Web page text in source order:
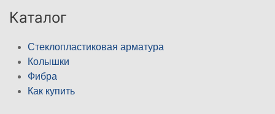
Каталог
Стеклопластиковая арматура
Колышки
Фибра
Как купить